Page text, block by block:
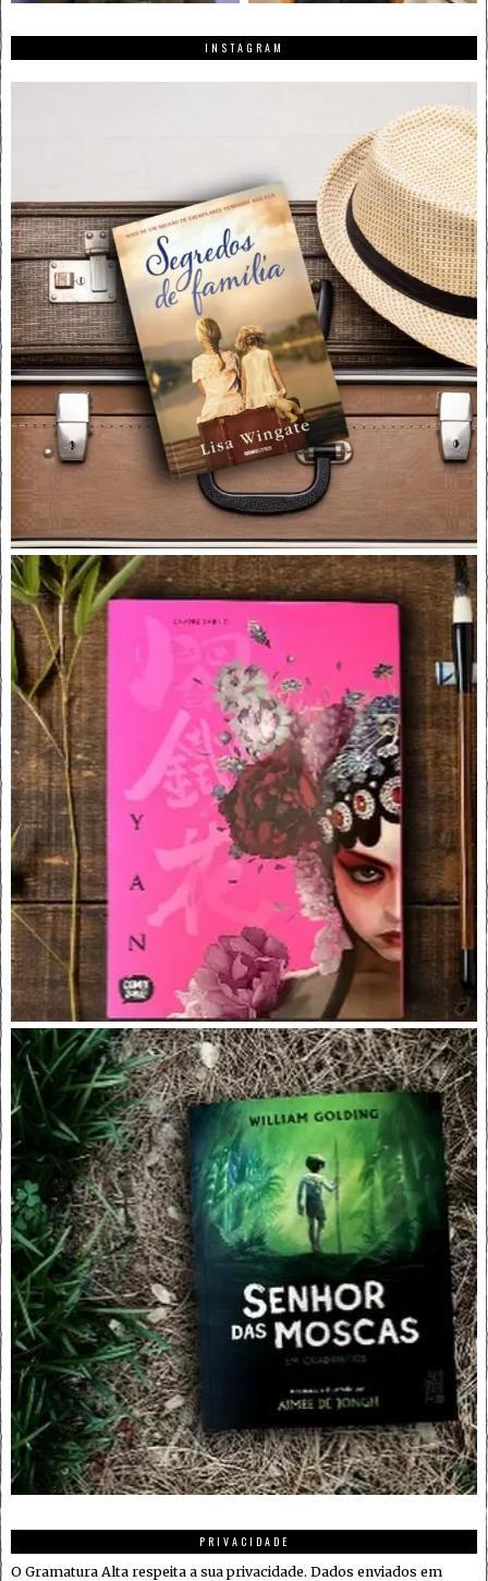
INSTAGRAM
PRIVACIDADE
O Gramatura Alta respeita a sua privacidade. Dados enviados em